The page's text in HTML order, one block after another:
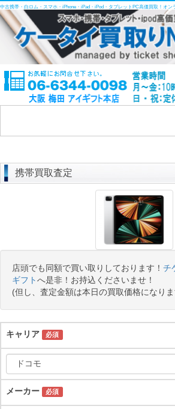
中古携帯・白ロム・スマホ・iPhone・iPad・iPod・タブレットPC高価買取！オン
携帯買取査定
店頭でも同額で買い取りしております！ チ
ギフトへ是非！お持込くださいませ！
(但し、査定金額は本日の買取価格になりま
キャリア 必須
メーカー 必須